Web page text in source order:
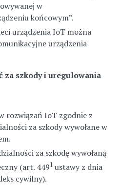
w
końcowym”.
urządzenia IoT można
urządzenia
za szkody i uregulowania
rozwiązań IoT zgodnie z
za szkody wywołane w
za szkodę wywołaną
(art. 4491ustawy z dnia
cywilny).